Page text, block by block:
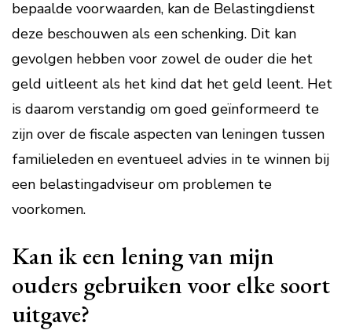
bepaalde voorwaarden, kan de Belastingdienst
deze beschouwen als een schenking. Dit kan
gevolgen hebben voor zowel de ouder die het
geld uitleent als het kind dat het geld leent. Het
is daarom verstandig om goed geïnformeerd te
zijn over de fiscale aspecten van leningen tussen
familieleden en eventueel advies in te winnen bij
een belastingadviseur om problemen te
voorkomen.
Kan ik een lening van mijn
ouders gebruiken voor elke soort
uitgave?